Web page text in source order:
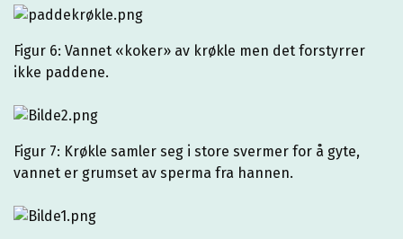
Figur 6: Vannet «koker» av krøkle men det forstyrrer
ikke paddene.
Figur 7: Krøkle samler seg i store svermer for å gyte,
vannet er grumset av sperma fra hannen.